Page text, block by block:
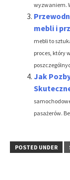
wyzwaniem.
mebli i
mebli to
proces, który
Jak
pasażerów.
POSTED UNDER